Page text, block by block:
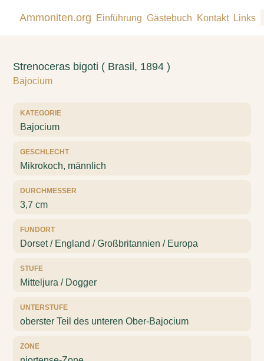
Ammoniten.org Einführung Gästebuch Kontakt Links
Strenoceras bigoti ( Brasil, 1894 )
Bajocium
KATEGORIE
Bajocium
GESCHLECHT
Mikrokoch, männlich
DURCHMESSER
3,7 cm
FUNDORT
Dorset / England / Großbritannien / Europa
STUFE
Mitteljura / Dogger
UNTERSTUFE
oberster Teil des unteren Ober-Bajocium
ZONE